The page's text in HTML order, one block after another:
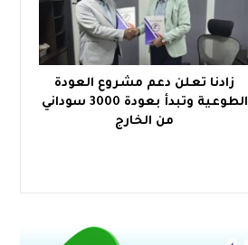
زادنا تعلن دعم مشروع العودة
الطوعية وتبدأ بعودة 3000 سوداني
من الخارج